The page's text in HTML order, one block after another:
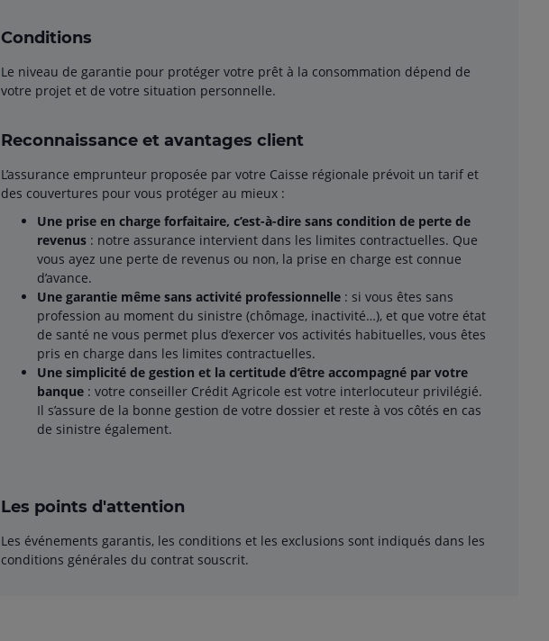
Conditions
Le niveau de garantie pour protéger votre prêt à la consommation dépend de
votre projet et de votre situation personnelle.
Reconnaissance et avantages client
L’assurance emprunteur proposée par votre Caisse régionale prévoit un tarif et
des couvertures pour vous protéger au mieux :
Une prise en charge forfaitaire, c’est-à-dire sans condition de perte de
revenus: notre assurance intervient dans les limites contractuelles. Que
vous ayez une perte de revenus ou non, la prise en charge est connue
d’avance.
Une garantie même sans activité professionnelle : si vous êtes sans
profession au moment du sinistre (chômage, inactivité…), et que votre état
de santé ne vous permet plus d’exercer vos activités habituelles, vous êtes
pris en charge dans les limites contractuelles.
Une simplicité de gestion et la certitude d’être accompagné par votre
banque: votre conseiller Crédit Agricole est votre interlocuteur privilégié.
Il s’assure de la bonne gestion de votre dossier et reste à vos côtés en cas
de sinistre également.
Les points d'attention
Les événements garantis, les conditions et les exclusions sont indiqués dans les
conditions générales du contrat souscrit.